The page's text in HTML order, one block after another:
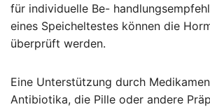
für individuelle Be-
eines Speicheltestes können die
überprüft werden.
Eine Unterstützung durch
Antibiotika, die Pille oder andere